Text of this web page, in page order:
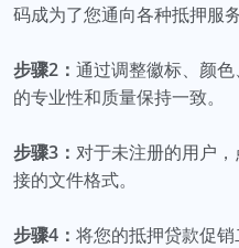
码成为了您通向各种抵押服务
步骤2： 通过调整徽标、颜
的专业性和质量保持一致。
步骤3： 对于未注册的用户
接的文件格式。
步骤4： 将您的抵押贷款促